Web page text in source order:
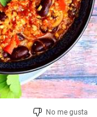
No me gusta